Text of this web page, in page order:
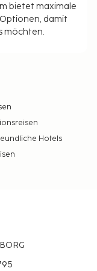
bietet maximale
damit
möchten.
Hotels